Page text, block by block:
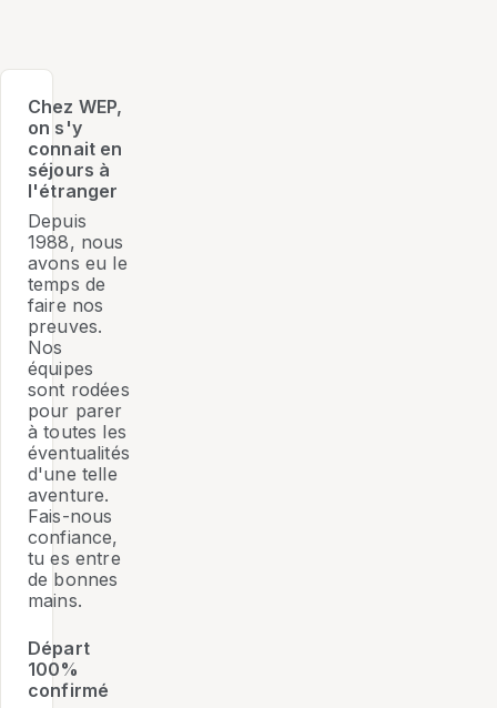
Chez WEP,
on s'y
connait en
séjours à
l'étranger
Depuis
1988, nous
avons eu le
temps de
faire nos
preuves.
Nos
équipes
sont rodées
pour parer
à toutes les
éventualités
d'une telle
aventure.
Fais-nous
confiance,
tu es entre
de bonnes
mains.
Départ
100%
confirmé